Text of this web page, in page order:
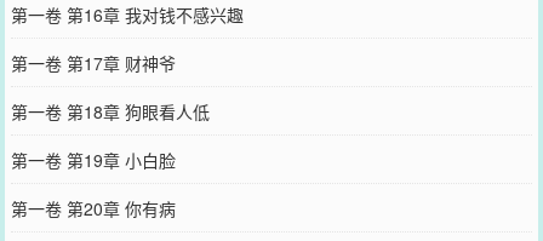
第一卷 第16章 我对钱不感兴趣
第一卷 第17章 财神爷
第一卷 第18章 狗眼看人低
第一卷 第19章 小白脸
第一卷 第20章 你有病